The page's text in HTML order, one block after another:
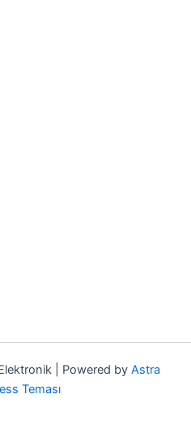
| Powered by Astra
Teması